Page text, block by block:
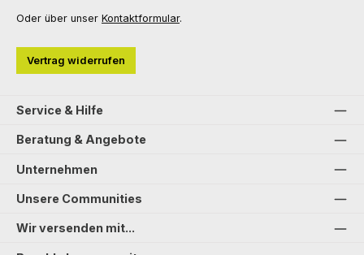
Oder über unser Kontaktformular.
Vertrag widerrufen
Service & Hilfe
Beratung & Angebote
Unternehmen
Unsere Communities
Wir versenden mit...